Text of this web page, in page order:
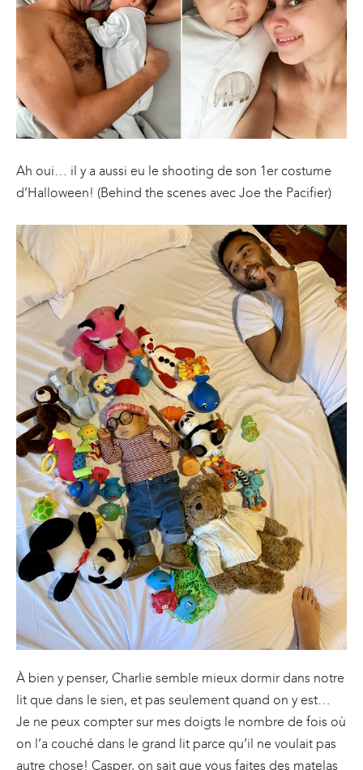
Ah oui… il y a aussi eu le shooting de son 1er costume
d’Halloween! (Behind the scenes avec Joe the Pacifier)
À bien y penser, Charlie semble mieux dormir dans notre
lit que dans le sien, et pas seulement quand on y est…
Je ne peux compter sur mes doigts le nombre de fois où
on l’a couché dans le grand lit parce qu’il ne voulait pas
autre chose! Casper, on sait que vous faites des matelas